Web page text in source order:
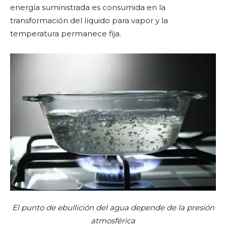
energía suministrada es consumida en la
transformación del líquido para vapor y la
temperatura permanece fija.
El punto de ebullición del agua depende de la presión
atmosférica